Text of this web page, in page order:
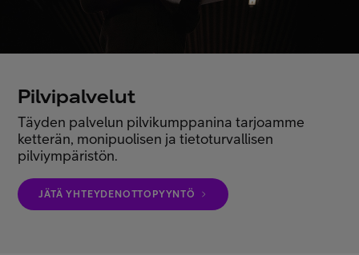
Minun Telia Yrityksille
Inspiroidu
FI EN SV
Pilvipalvelut
Täyden palvelun pilvikumppanina tarjoamme
ketterän, monipuolisen ja tietoturvallisen
pilviympäristön.
JÄTÄ YHTEYDENOTTOPYYNTÖ